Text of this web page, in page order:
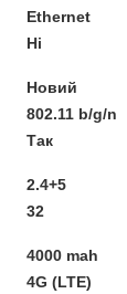
Ethernet
Ні
Новий
802.11 b/g/n
Так
2.4+5
32
4000 mah
4G (LTE)